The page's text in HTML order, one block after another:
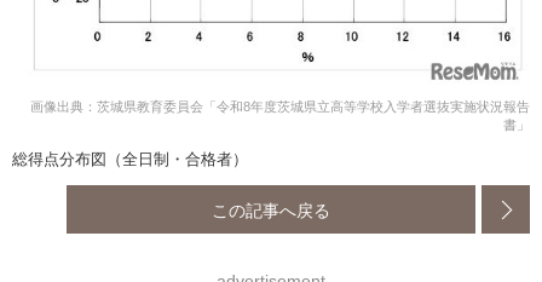
画像出典：茨城県教育委員会「令和8年度茨城県立高等学校入学者選抜実施状況報告
書」
総得点分布図（全日制・合格者）
この記事へ戻る